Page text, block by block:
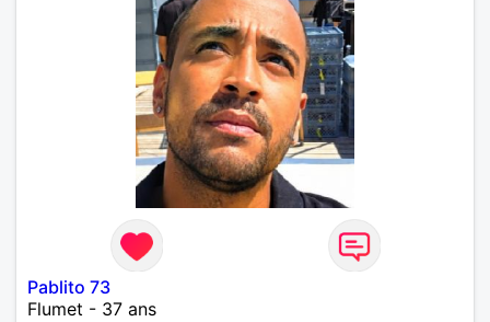
Pablito 73
Flumet - 37 ans